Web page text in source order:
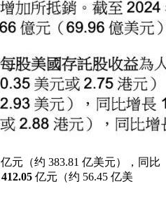
亿元（约 383.81 亿美元），同比
412.05 亿元（约 56.45 亿美